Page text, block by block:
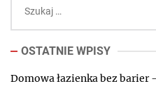
OSTATNIE WPISY
Domowa łazienka bez